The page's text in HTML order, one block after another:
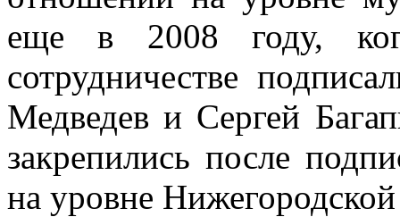
еще в 2008 году,
сотрудничестве
Медведев и Сергей
закрепились после
на уровне